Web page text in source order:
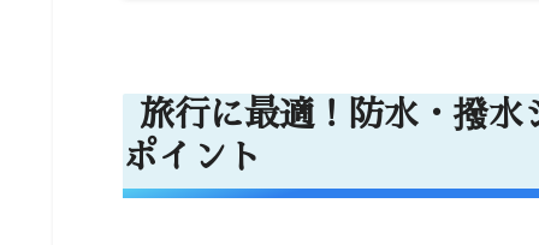
よく使われる防水・撥水
旅行に最適！防水・撥
ポイント